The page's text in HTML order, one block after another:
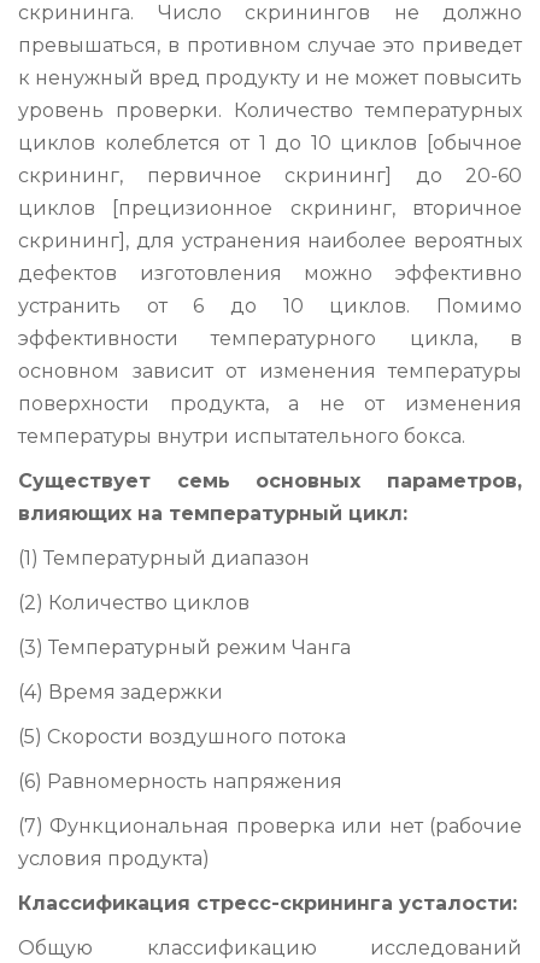
скрининга. Число скринингов не должно
превышаться, в противном случае это приведет
к ненужный вред продукту и не может повысить
уровень проверки. Количество температурных
циклов колеблется от 1 до 10 циклов [обычное
скрининг, первичное скрининг] до 20-60
циклов [прецизионное скрининг, вторичное
скрининг], для устранения наиболее вероятных
дефектов изготовления можно эффективно
устранить от 6 до 10 циклов. Помимо
эффективности температурного цикла, в
основном зависит от изменения температуры
поверхности продукта, а не от изменения
температуры внутри испытательного бокса.
Существует семь основных параметров,
влияющих на температурный цикл:
(1) Температурный диапазон
(2) Количество циклов
(3) Температурный режим Чанга
(4) Время задержки
(5) Скорости воздушного потока
(6) Равномерность напряжения
(7) Функциональная проверка или нет (рабочие
условия продукта)
Классификация стресс-скрининга усталости:
Общую классификацию исследований